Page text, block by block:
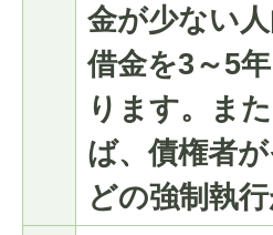
金が少ない
借金を3～5
ります。ま
ば、債権者
どの強制執